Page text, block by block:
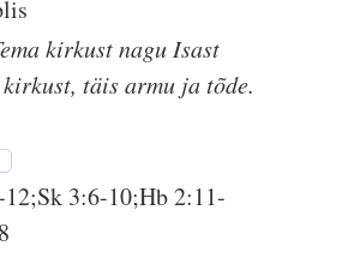
kirkust nagu Isast
täis armu ja tõde.
3:6-10;Hb 2:11-